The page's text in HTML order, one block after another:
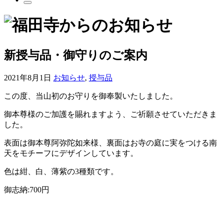
新授与品・御守りのご案内
2021年8月1日 お知らせ, 授与品
この度、当山初のお守りを御奉製いたしました。
御本尊様のご加護を賜れますよう、ご祈願させていただきま
した。
表面は御本尊阿弥陀如来様、裏面はお寺の庭に実をつける南
天をモチーフにデザインしています。
色は紺、白、薄紫の3種類です。
御志納:700円